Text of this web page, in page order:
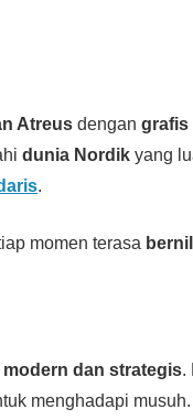
Atreus dengangrafis
dunia Nordik yang
.
momen terasa
dan strategis.
menghadapi